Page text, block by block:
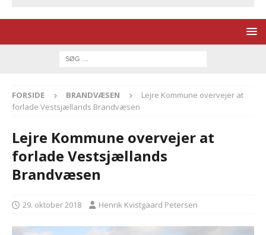
FORSIDE BRANDVÆSEN
Lejre Kommune overvejer at
forlade Vestsjællands Brandvæsen
Lejre Kommune overvejer at
forlade Vestsjællands
Brandvæsen
29. oktober 2018 Henrik Kvistgaard Petersen